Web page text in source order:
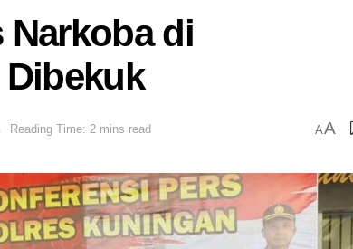
Narkoba di
Reading Time: 2 mins read AA